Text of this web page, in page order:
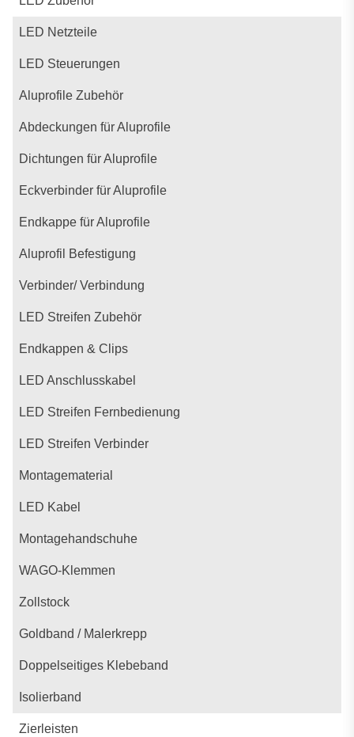
LED Netzteile
LED Steuerungen
Aluprofile Zubehör
Abdeckungen für Aluprofile
Dichtungen für Aluprofile
Eckverbinder für Aluprofile
Endkappe für Aluprofile
Aluprofil Befestigung
Verbinder/ Verbindung
LED Streifen Zubehör
Endkappen & Clips
LED Anschlusskabel
LED Streifen Fernbedienung
LED Streifen Verbinder
Montagematerial
LED Kabel
Montagehandschuhe
WAGO-Klemmen
Zollstock
Goldband / Malerkrepp
Doppelseitiges Klebeband
Isolierband
Zierleisten